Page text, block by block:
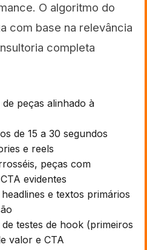
O algoritmo do
com base na relevância
completa
peças alinhado à
de 15 a 30 segundos
e reels
peças com
evidentes
e textos primários
testes de hook (primeiros
valor e CTA